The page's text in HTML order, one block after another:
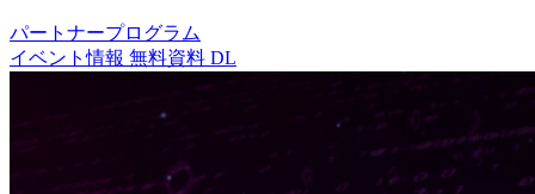
パートナープログラム
イベント情報 無料資料 DL